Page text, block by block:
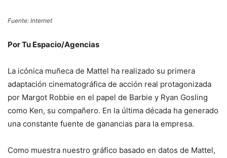
Fuente: Internet
Por Tu Espacio/Agencias
La icónica muñeca de Mattel ha realizado su primera
adaptación cinematográfica de acción real protagonizada
por Margot Robbie en el papel de Barbie y Ryan Gosling
como Ken, su compañero. En la última década ha generado
una constante fuente de ganancias para la empresa.
Como muestra nuestro gráfico basado en datos de Mattel,